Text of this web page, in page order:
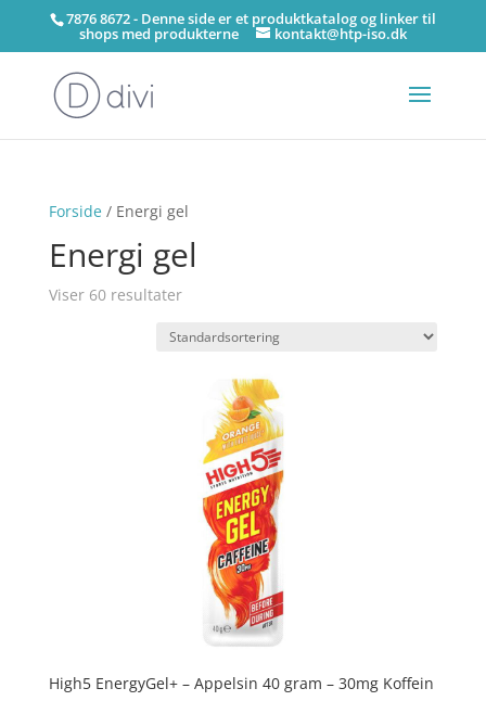
7876 8672 - Denne side er et produktkatalog og linker til
shops med produkterne kontakt@htp-iso.dk
Forside/ Energi gel
Energi gel
Viser 60 resultater
High5 EnergyGel+ – Appelsin 40 gram – 30mg Koffein